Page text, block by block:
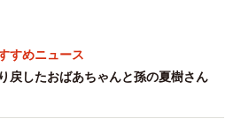
き取れなかったからノイキャン
すめニュース
戻したおばあちゃんと孫の夏樹さん